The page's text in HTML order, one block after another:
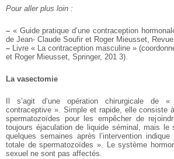
Pour aller plus loin :
– « Guide pratique d’une contraception
de Jean- Claude Soufir et Roger Mieusset,
– Livre « La contraception masculine »
et Roger Mieusset, Springer, 201 3).
La vasectomie
Il s’agit d’une opération chirurgicale de «
contraceptive ». Simple et rapide, elle consiste
spermatozoïdes pour les empêcher de
toujours éjaculation de liquide séminal, mais le
quelques semaines après l’intervention
totale de spermatozoïdes ». Le système
sexuel ne sont pas affectés.